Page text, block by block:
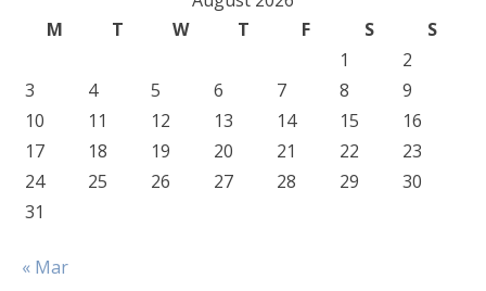
M
T W T F S
S
1
2
3
4 5 6 7 8
9
10
11 12 13 14 15
16
17
18 19 20 21 22
23
24
25 26 27 28 29
30
31
« Mar